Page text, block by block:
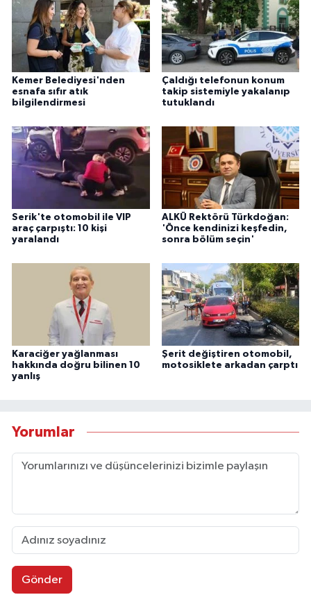
Kemer Belediyesi'nden
esnafa sıfır atık
bilgilendirmesi
Çaldığı telefonun konum
takip sistemiyle yakalanıp
tutuklandı
Serik'te otomobil ile VIP
araç çarpıştı: 10 kişi
yaralandı
ALKÜ Rektörü Türkdoğan:
'Önce kendinizi keşfedin,
sonra bölüm seçin'
Karaciğer yağlanması
hakkında doğru bilinen 10
yanlış
Şerit değiştiren otomobil,
motosiklete arkadan çarptı
Yorumlar
Gönder